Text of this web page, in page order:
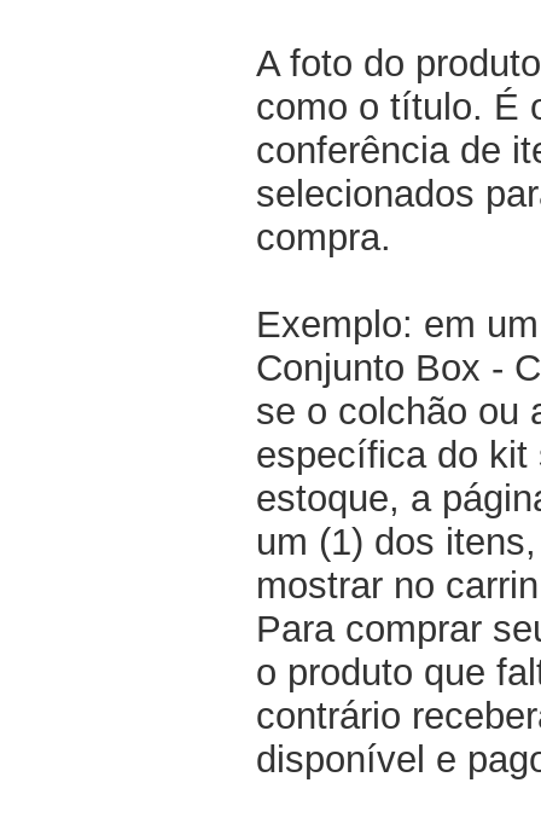
A foto do
como o título. É
conferência de
selecionados
compra.
Exemplo: em
Conjunto Box -
se o colchão ou
específica do kit
estoque, a
um (1) dos
mostrar no
Para comprar
o produto que
contrário
disponível e